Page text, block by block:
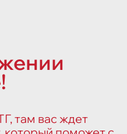
там вас ждет